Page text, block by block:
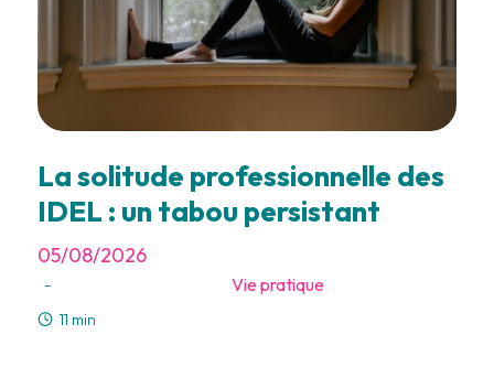
La solitude professionnelle des
IDEL : un tabou persistant
05/08/2026
- Vie pratique
11 min